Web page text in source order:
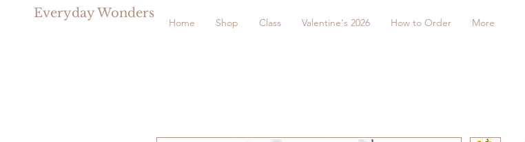
Everyday Wonders
Home Shop Class Valentine's 2026 How to Order More